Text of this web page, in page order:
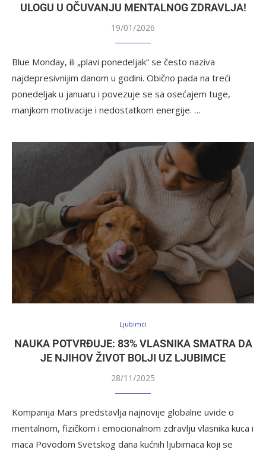
ULOGU U OČUVANJU MENTALNOG ZDRAVLJA!
19/01/2026
Blue Monday, ili „plavi ponedeljak“ se često naziva
najdepresivnijim danom u godini. Obično pada na treći
ponedeljak u januaru i povezuje se sa osećajem tuge,
manjkom motivacije i nedostatkom energije. …
Ljubimci
NAUKA POTVRĐUJE: 83% VLASNIKA SMATRA DA
JE NJIHOV ŽIVOT BOLJI UZ LJUBIMCE
28/11/2025
Kompanija Mars predstavlja najnovije globalne uvide o
mentalnom, fizičkom i emocionalnom zdravlju vlasnika kuca i
maca Povodom Svetskog dana kućnih ljubimaca koji se